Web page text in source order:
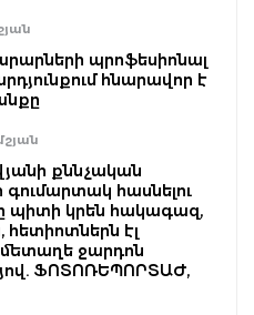
պրոֆեսիոնալ
հնարավոր է
քննչական
հասնելու
պիտի կրեն հակագազ,
հետիոտներն էլ
մետաղե ջարդոն
ՖՈՏՈՌԵՊՈՐՏԱԺ,